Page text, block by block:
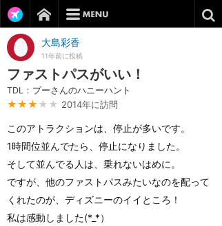
大島彩香
11年前に投稿
ファストパスがいい！
TDL：プーさんのハニーハント
★★★ ★★ 2014年に訪問
このアトラクションは、停止が多いです。
1時間位並んでたら、停止になりました。
そして並んでる人は、乗れないはめに。
ですが、他のファストパスみたいなのを配って
くれたのが、ディズニーのイイところ！
私は感動しました(*_*）